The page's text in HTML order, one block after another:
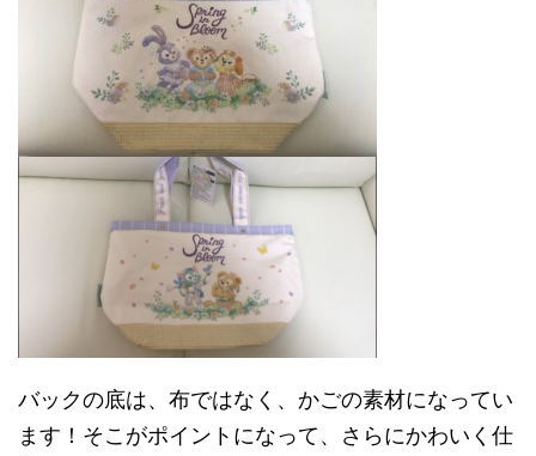
バックの底は、布ではなく、かごの素材になってい
ます！そこがポイントになって、さらにかわいく仕